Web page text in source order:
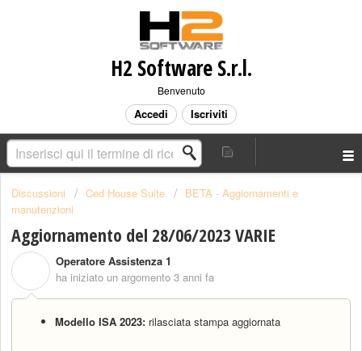
H2 Software S.r.l.
Benvenuto
Accedi Iscriviti
Discussioni Ced House Suite
BETA - Aggiornamenti e
manutenzioni
Aggiornamento del 28/06/2023 VARIE
Operatore Assistenza 1
ha iniziato un argomento 3 anni fa
Modello ISA 2023: rilasciata stampa aggiornata